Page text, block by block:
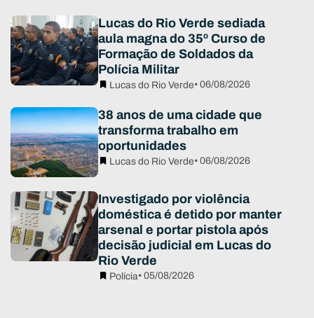
Lucas do Rio Verde sediada
aula magna do 35º Curso de
Formação de Soldados da
Polícia Militar
Lucas do Rio Verde• 06/08/2026
38 anos de uma cidade que
transforma trabalho em
oportunidades
Lucas do Rio Verde• 06/08/2026
Investigado por violência
doméstica é detido por manter
arsenal e portar pistola após
decisão judicial em Lucas do
Rio Verde
Polícia• 05/08/2026